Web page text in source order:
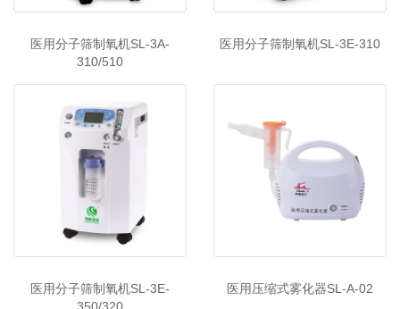
医用分子筛制氧机SL-3A-
310/510
医用分子筛制氧机SL-3E-310
医用分子筛制氧机SL-3E-
医用压缩式雾化器SL-A-02